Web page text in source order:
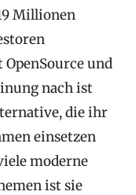
Millionen
und
nach ist
die ihr
einsetzen
moderne
ist sie